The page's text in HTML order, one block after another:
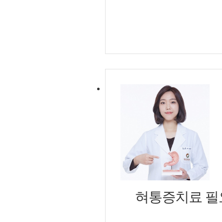
느낌이 생긴다. 이 답답함
긴장한다. 결국 두근거림과
상태로 이해하며, 음식물이
렵다. 결국 “가슴이 불안해
치료의 중심은 위장과 대
차며, 명치의 압박감도 내
은 개인의 상태에 맞춰 구성
위장 기능의 회복이 자율신
사람이 많다. 약침은 한약
은 호흡이 막힌 사람에서
소화 불량이 수개월 이상
반짝 나타났다 사라지는
이러한 위장 장애는 크게
뚜렷한 이상이 보이지 않는
불편을 호소해도 기질적인
경우가 생긴다. 증상은 분명
이런 상황에서 한의학에서
연관을 가진다. 음식이 위장
혀통증치료